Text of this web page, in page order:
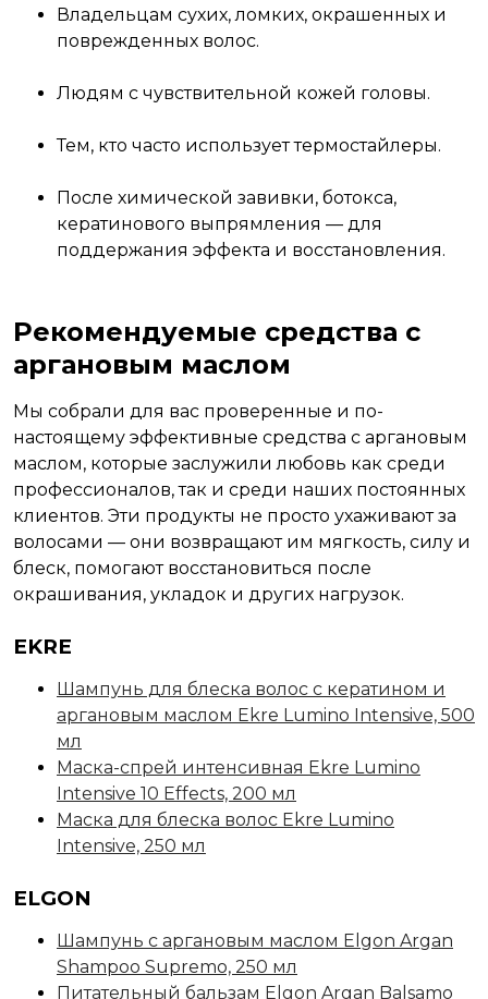
Владельцам сухих, ломких, окрашенных и
поврежденных волос.
Людям с чувствительной кожей головы.
Тем, кто часто использует термостайлеры.
После химической завивки, ботокса,
кератинового выпрямления — для
поддержания эффекта и восстановления.
Рекомендуемые средства с
аргановым маслом
Мы собрали для вас проверенные и по-
настоящему эффективные средства с аргановым
маслом, которые заслужили любовь как среди
профессионалов, так и среди наших постоянных
клиентов. Эти продукты не просто ухаживают за
волосами — они возвращают им мягкость, силу и
блеск, помогают восстановиться после
окрашивания, укладок и других нагрузок.
EKRE
Шампунь для блеска волос с кератином и
аргановым маслом Ekre Lumino Intensive, 500
мл
Маска-спрей интенсивная Ekre Lumino
Intensive 10 Effects, 200 мл
Маска для блеска волос Ekre Lumino
Intensive, 250 мл
ELGON
Шампунь с аргановым маслом Elgon Argan
Shampoo Supremo, 250 мл
Питательный бальзам Elgon Argan Balsamo